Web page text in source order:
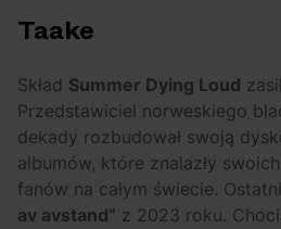
Taake
Skład Summer Dying Loud
Przedstawiciel norweskiego
dekady rozbudował swoją
albumów, które znalazły
fanów na całym świecie.
av avstand” z 2023 roku.